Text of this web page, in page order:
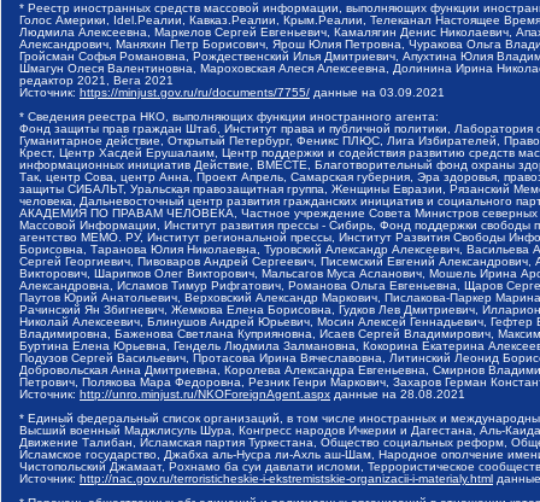
* Реестр иностранных средств массовой информации, выполняющих функции
Голос Америки, Idel.Реалии, Кавказ.Реалии, Крым.Реалии, Телеканал Настоящее
Людмила Алексеевна, Маркелов Сергей Евгеньевич, Камалягин Денис Николаевич,
Александрович, Маняхин Петр Борисович, Ярош Юлия Петровна, Чуракова Ольга
Гройсман Софья Романовна, Рождественский Илья Дмитриевич, Апухтина Юлия
Шмагун Олеся Валентиновна, Мароховская Алеся Алексеевна, Долинина Ирина
редактор 2021, Вега 2021
Источник: https://minjust.gov.ru/ru/documents/7755/ данные на 03.09.2021
* Сведения реестра НКО, выполняющих функции иностранного агента:
Фонд защиты прав граждан Штаб, Институт права и публичной политики,
Гуманитарное действие, Открытый Петербург, Феникс ПЛЮС, Лига Избирателей,
Крест, Центр Хасдей Ерушалаим, Центр поддержки и содействия развитию средств
информационных инициатив Действие, ВМЕСТЕ, Благотворительный фонд охраны
Так, центр Сова, центр Анна, Проект Апрель, Самарская губерния, Эра здоровья,
защиты СИБАЛЬТ, Уральская правозащитная группа, Женщины Евразии, Рязанский
человека, Дальневосточный центр развития гражданских инициатив и социального
АКАДЕМИЯ ПО ПРАВАМ ЧЕЛОВЕКА, Частное учреждение Совета Министров северных
Массовой Информации, Институт развития прессы - Сибирь, Фонд поддержки
агентство МЕМО. РУ, Институт региональной прессы, Институт Развития Свободы
Борисовна, Таранова Юлия Николаевна, Туровский Александр Алексеевич,
Сергей Георгиевич, Пивоваров Андрей Сергеевич, Писемский Евгений
Викторович, Шарипков Олег Викторович, Мальсагов Муса Асланович, Мошель Ирина
Александровна, Исламов Тимур Рифгатович, Романова Ольга Евгеньевна, Щаров
Паутов Юрий Анатольевич, Верховский Александр Маркович, Пислакова-Паркер
Рачинский Ян Збигневич, Жемкова Елена Борисовна, Гудков Лев Дмитриевич,
Николай Алексеевич, Блинушов Андрей Юрьевич, Мосин Алексей Геннадьевич,
Владимировна, Баженова Светлана Куприяновна, Исаев Сергей Владимирович,
Буртина Елена Юрьевна, Гендель Людмила Залмановна, Кокорина Екатерина
Подузов Сергей Васильевич, Протасова Ирина Вячеславовна, Литинский Леонид
Добровольская Анна Дмитриевна, Королева Александра Евгеньевна, Смирнов
Петрович, Полякова Мара Федоровна, Резник Генри Маркович, Захаров Герман
Источник: http://unro.minjust.ru/NKOForeignAgent.aspx данные на 28.08.2021
* Единый федеральный список организаций, в том числе иностранных и
Высший военный Маджлисуль Шура, Конгресс народов Ичкерии и Дагестана, Аль-
Движение Талибан, Исламская партия Туркестана, Общество социальных реформ,
Исламское государство, Джабха аль-Нусра ли-Ахль аш-Шам, Народное ополчение
Чистопольский Джамаат, Рохнамо ба суи давлати исломи, Террористическое
Источник: http://nac.gov.ru/terroristicheskie-i-ekstremistskie-organizacii-i-materialy.html